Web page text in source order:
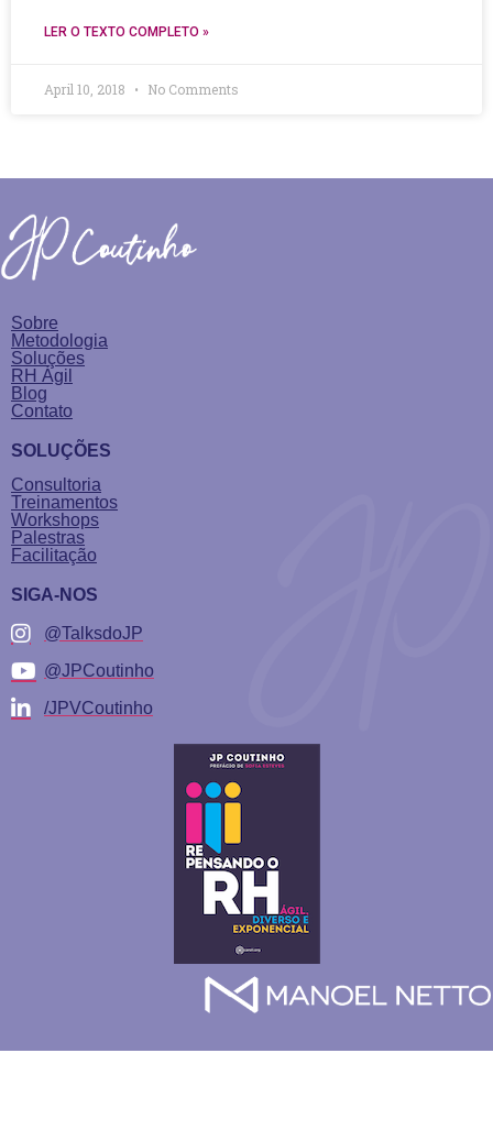
LER O TEXTO COMPLETO »
April 10, 2018 No Comments
Sobre
Metodologia
Soluções
RH Ágil
Blog
Contato
SOLUÇÕES
Consultoria
Treinamentos
Workshops
Palestras
Facilitação
SIGA-NOS
@TalksdoJP
@JPCoutinho
/JPVCoutinho